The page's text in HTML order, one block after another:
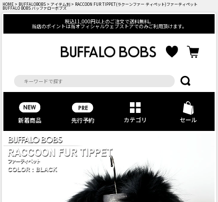
HOME > BUFFALOBOBS > アイテム別 > RACCOON FUR TIPPET(ラクーンファー ティペット)ファーティペット
BUFFALO BOBS バッファローボブズ
税込11,000円以上のご注文で送料無料。
当店のポイントは当オフィシャルウェブストアでのみご利用頂けます。
新着商品 先行予約 カテゴリ セール